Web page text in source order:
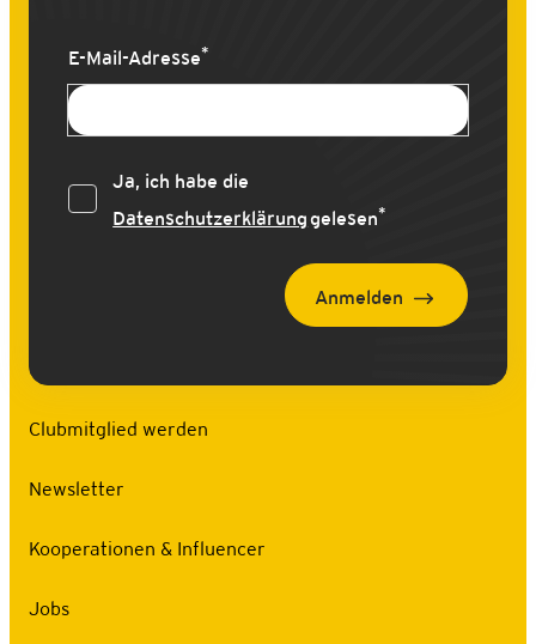
E-Mail-Adresse*
Ja, ich habe die
Datenschutzerklärunggelesen*
Anmelden
Clubmitglied werden
Newsletter
Kooperationen & Influencer
Jobs